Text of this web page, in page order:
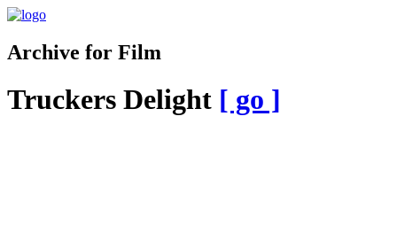
Archive for Film
Truckers Delight [ go ]